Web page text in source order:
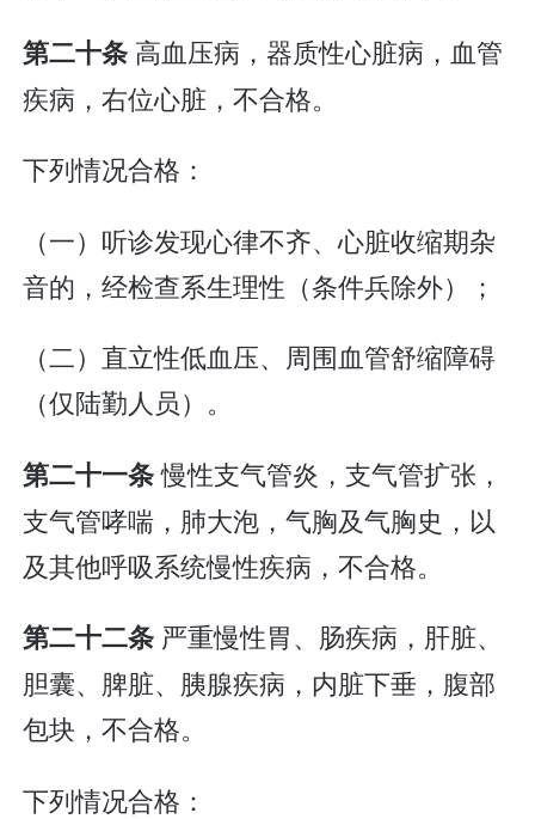
第二十条 高血压病，器质性心脏病，血管
疾病，右位心脏，不合格。
下列情况合格：
（一）听诊发现心律不齐、心脏收缩期杂
音的，经检查系生理性（条件兵除外）；
（二）直立性低血压、周围血管舒缩障碍
（仅陆勤人员）。
第二十一条慢性支气管炎，支气管扩张，
支气管哮喘，肺大泡，气胸及气胸史，以
及其他呼吸系统慢性疾病，不合格。
第二十二条 严重慢性胃、肠疾病，肝脏、
胆囊、脾脏、胰腺疾病，内脏下垂，腹部
包块，不合格。
下列情况合格：